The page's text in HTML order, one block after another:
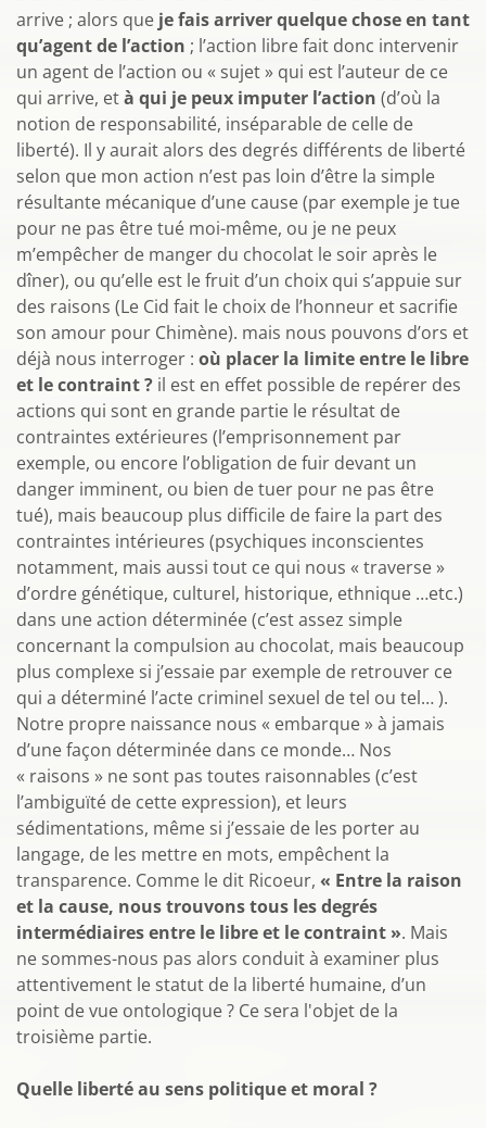
arrive ; alors que je fais arriver quelque chose en tant
qu’agent de l’action ; l’action libre fait donc intervenir
un agent de l’action ou « sujet » qui est l’auteur de ce
qui arrive, età qui je peux imputer l’action (d’où la
notion de responsabilité, inséparable de celle de
liberté). Il y aurait alors des degrés différents de liberté
selon que mon action n’est pas loin d’être la simple
résultante mécanique d’une cause (par exemple je tue
pour ne pas être tué moi-même, ou je ne peux
m’empêcher de manger du chocolat le soir après le
dîner), ou qu’elle est le fruit d’un choix qui s’appuie sur
des raisons (Le Cid fait le choix de l’honneur et sacrifie
son amour pour Chimène). mais nous pouvons d’ors et
déjà nous interroger : où placer la limite entre le libre
et le contraint ? il est en effet possible de repérer des
actions qui sont en grande partie le résultat de
contraintes extérieures (l’emprisonnement par
exemple, ou encore l’obligation de fuir devant un
danger imminent, ou bien de tuer pour ne pas être
tué), mais beaucoup plus difficile de faire la part des
contraintes intérieures (psychiques inconscientes
notamment, mais aussi tout ce qui nous « traverse »
d’ordre génétique, culturel, historique, ethnique …etc.)
dans une action déterminée (c’est assez simple
concernant la compulsion au chocolat, mais beaucoup
plus complexe si j’essaie par exemple de retrouver ce
qui a déterminé l’acte criminel sexuel de tel ou tel… ).
Notre propre naissance nous « embarque » à jamais
d’une façon déterminée dans ce monde… Nos
« raisons » ne sont pas toutes raisonnables (c’est
l’ambiguïté de cette expression), et leurs
sédimentations, même si j’essaie de les porter au
langage, de les mettre en mots, empêchent la
transparence. Comme le dit Ricoeur, « Entre la raison
et la cause, nous trouvons tous les degrés
intermédiaires entre le libre et le contraint ». Mais
ne sommes-nous pas alors conduit à examiner plus
attentivement le statut de la liberté humaine, d’un
point de vue ontologique ? Ce sera l'objet de la
troisième partie.
Quelle liberté au sens politique et moral ?